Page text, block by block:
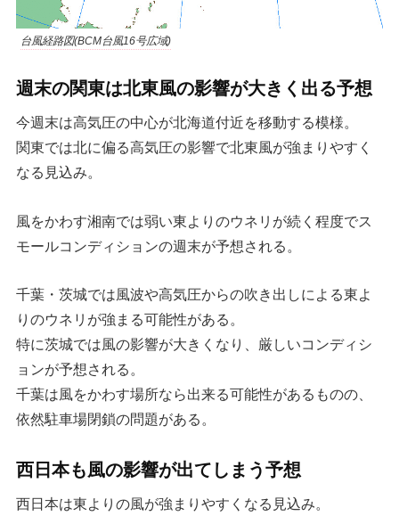
台風経路図(BCM台風16号広域)
週末の関東は北東風の影響が大きく出る予想
今週末は高気圧の中心が北海道付近を移動する模様。
関東では北に偏る高気圧の影響で北東風が強まりやすく
なる見込み。
風をかわす湘南では弱い東よりのウネリが続く程度でス
モールコンディションの週末が予想される。
千葉・茨城では風波や高気圧からの吹き出しによる東よ
りのウネリが強まる可能性がある。
特に茨城では風の影響が大きくなり、厳しいコンディシ
ョンが予想される。
千葉は風をかわす場所なら出来る可能性があるものの、
依然駐車場閉鎖の問題がある。
西日本も風の影響が出てしまう予想
西日本は東よりの風が強まりやすくなる見込み。